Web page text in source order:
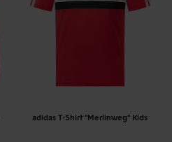
adidas T-Shirt "Merlinweg" Kids